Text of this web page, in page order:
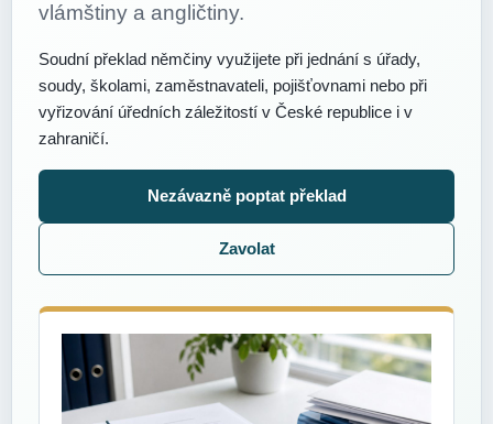
vlámštiny a angličtiny.
Soudní překlad němčiny využijete při jednání s úřady,
soudy, školami, zaměstnavateli, pojišťovnami nebo při
vyřizování úředních záležitostí v České republice i v
zahraničí.
Nezávazně poptat překlad
Zavolat